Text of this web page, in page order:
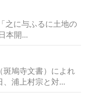
之に与ふるに土地の
開...
鳩寺文書）によれ
浦上村宗と対...